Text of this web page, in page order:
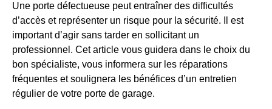
Une porte défectueuse peut entraîner des difficultés
d’accès et représenter un risque pour la sécurité. Il est
important d’agir sans tarder en sollicitant un
professionnel. Cet article vous guidera dans le choix du
bon spécialiste, vous informera sur les réparations
fréquentes et soulignera les bénéfices d’un entretien
régulier de votre porte de garage.